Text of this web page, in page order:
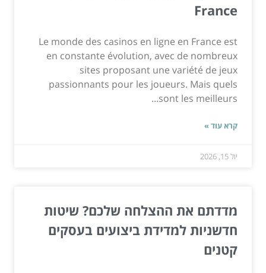
France
Le monde des casinos en ligne en France est
en constante évolution, avec de nombreux
sites proposant une variété de jeux
passionnants pour les joueurs. Mais quels
sont les meilleurs...
קרא עוד »
יול 15, 2026
מדדתם את ההצלחה שלכם? שיטות
חדשניות למדידת ביצועים בעסקים
קטנים